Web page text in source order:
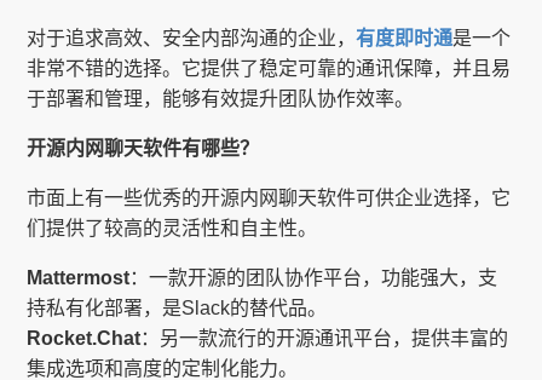
对于追求高效、安全内部沟通的企业，有度即时通是一个
非常不错的选择。它提供了稳定可靠的通讯保障，并且易
于部署和管理，能够有效提升团队协作效率。
开源内网聊天软件有哪些？
市面上有一些优秀的开源内网聊天软件可供企业选择，它
们提供了较高的灵活性和自主性。
Mattermost：一款开源的团队协作平台，功能强大，支
持私有化部署，是Slack的替代品。
Rocket.Chat：另一款流行的开源通讯平台，提供丰富的
集成选项和高度的定制化能力。